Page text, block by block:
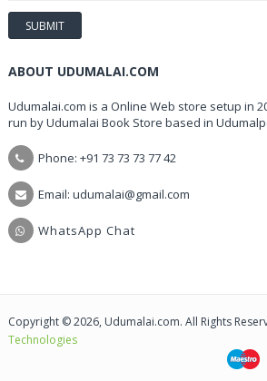
ABOUT UDUMALAI.COM
Udumalai.com is a Online Web store setup in
run by Udumalai Book Store based in
Phone: +91 73 73 73 77 42
Email: udumalai@gmail.com
WhatsApp Chat
Copyright © 2026, Udumalai.com. All Rights
Technologies